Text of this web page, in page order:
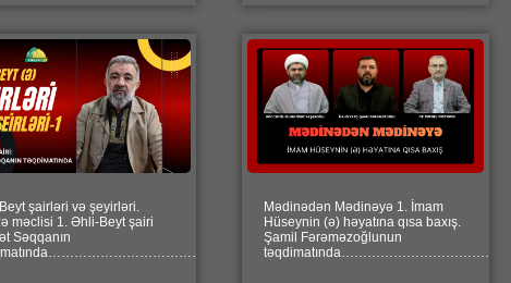
şairləri və şeyirləri.
məclisi 1. Əhli-Beyt şairi
Səqqanın
Mədinədən Mədinəyə 1. İmam
Hüseynin (ə) həyatına qısa baxış.
Şamil Fərəməzoğlunun